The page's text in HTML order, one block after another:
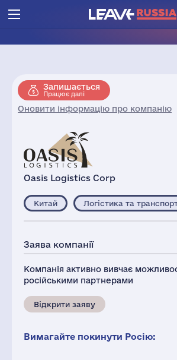
Залишається
Працює далі
Оновити інформацію про компанію
Oasis Logistics Corp
Китай Логістика та
Заява компанії
Компанія активно вивчає
російськими партнерами
Відкрити заяву
Вимагайте покинути Росію: